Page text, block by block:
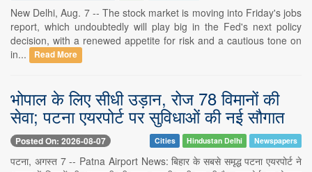
New Delhi, Aug. 7 -- The stock market is moving into Friday's jobs
report, which undoubtedly will play big in the Fed's next policy
decision, with a renewed appetite for risk and a cautious tone on
in...
Read More
भोपाल के लिए सीधी उड़ान, रोज 78 विमानों की
सेवा; पटना एयरपोर्ट पर सुविधाओं की नई सौगात
Posted On: 2026-08-07 Cities Hindustan Delhi Newspapers
पटना, अगस्त 7 -- Patna Airport News: बिहार के सबसे समृद्ध पटना एयरपोर्ट ने